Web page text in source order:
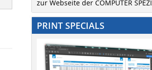
zur Webseite der COMPUTER
PRINT SPECIALS